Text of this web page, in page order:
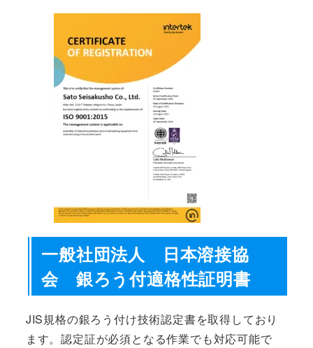
一般社団法人 日本溶接協
会 銀ろう付適格性証明書
JIS規格の銀ろう付け技術認定書を取得しており
ます。認定証が必須となる作業でも対応可能で